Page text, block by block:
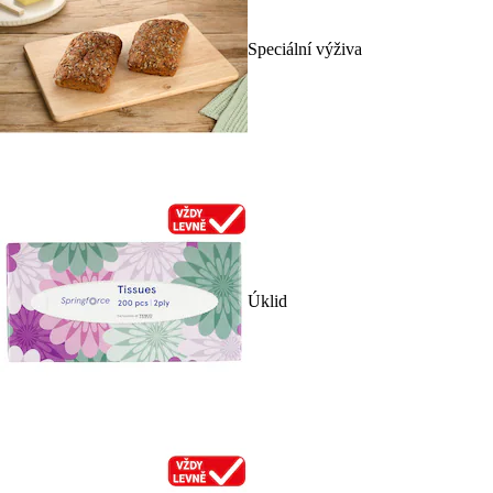
Speciální výživa
Úklid